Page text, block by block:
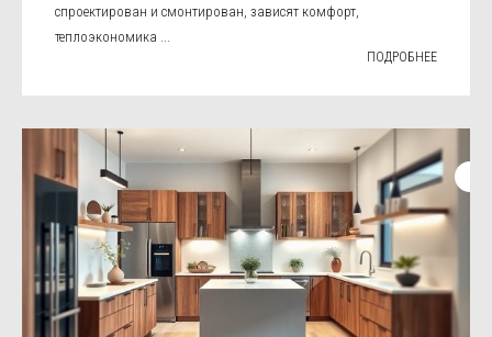
спроектирован и смонтирован, зависят комфорт,
теплоэкономика ...
ПОДРОБНЕЕ